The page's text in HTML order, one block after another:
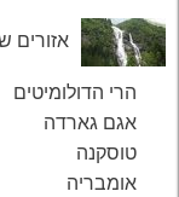
אזורים
הרי הדולומיטים
אגם גארדה
טוסקנה
אומבריה